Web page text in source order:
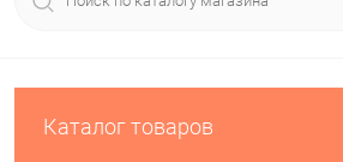
Каталог товаров